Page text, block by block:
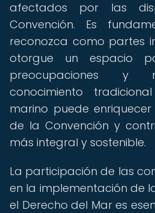
afectados por las
Convención. Es
reconozca como partes
otorgue un espacio
preocupaciones y
conocimiento
marino puede
de la Convención y
más integral y sostenible.
La participación de las
en la implementación de
el Derecho del Mar es